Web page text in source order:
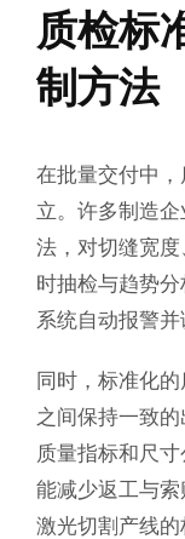
质检标
制方法
在批量交付中
立。许多制造
法，对切缝宽
时抽检与趋势
系统自动报警并
同时，标准化
之间保持一致
质量指标和尺
能减少返工与
激光切割产线的